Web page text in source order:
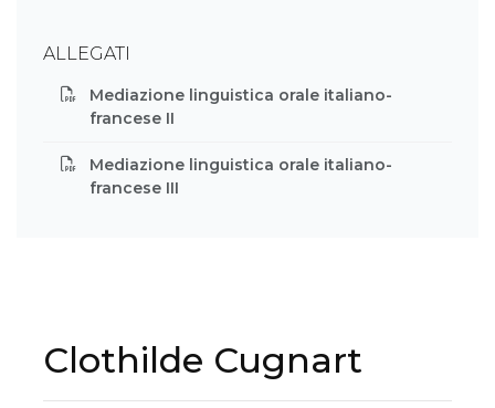
ALLEGATI
Mediazione linguistica orale italiano-
francese II
Mediazione linguistica orale italiano-
francese III
Clothilde Cugnart